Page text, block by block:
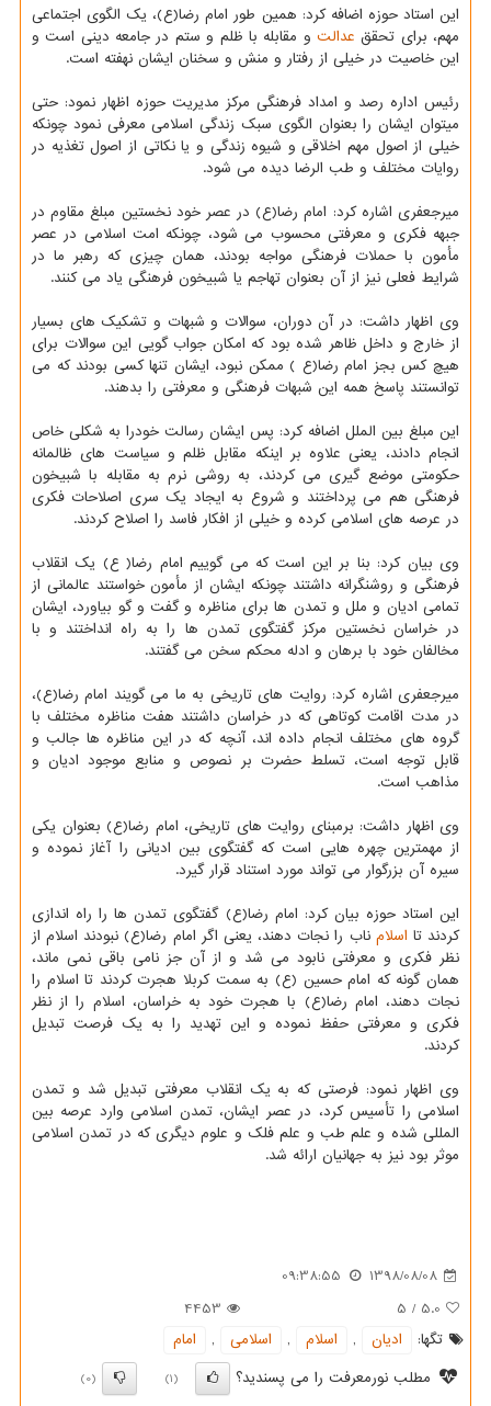
این استاد حوزه اضافه كرد: همین طور امام رضا(ع)، یك الگوی اجتماعی
مهم، برای تحقق عدالت و مقابله با ظلم و ستم در جامعه دینی است و
این خاصیت در خیلی از رفتار و منش و سخنان ایشان نهفته است.
رئیس اداره رصد و امداد فرهنگی مركز مدیریت حوزه اظهار نمود: حتی
می‎توان ایشان را بعنوان الگوی سبك زندگی اسلامی معرفی نمود چونكه
خیلی از اصول مهم اخلاقی و شیوه زندگی و یا نكاتی از اصول تغذیه در
روایات مختلف و طب الرضا دیده می شود.
میرجعفری اشاره كرد: امام رضا(ع) در عصر خود نخستین مبلغ مقاوم در
جبهه فكری و معرفتی محسوب می شود، چونكه امت اسلامی در عصر
مأمون با حملات فرهنگی مواجه بودند، همان چیزی كه رهبر ما در
شرایط فعلی نیز از آن بعنوان تهاجم یا شبیخون فرهنگی یاد می كنند.
وی اظهار داشت: در آن دوران، سوالات و شبهات و تشكیك های بسیار
از خارج و داخل ظاهر شده بود كه امكان جواب گویی این سوالات برای
هیچ كس بجز امام رضا(ع ) ممكن نبود، ایشان تنها كسی بودند كه می
توانستند پاسخ همه این شبهات فرهنگی و معرفتی را بدهند.
این مبلغ بین الملل اضافه كرد: پس ایشان رسالت خودرا به شكلی خاص
انجام دادند، یعنی علاوه بر اینكه مقابل ظلم و سیاست های ظالمانه
حكومتی موضع گیری می كردند، به روشی نرم به مقابله با شبیخون
فرهنگی هم می پرداختند و شروع به ایجاد یك سری اصلاحات فكری
در عرصه های اسلامی كرده و خیلی از افكار فاسد را اصلاح كردند.
وی بیان كرد: بنا بر این است كه می گوییم امام رضا( ع) یك انقلاب
فرهنگی و روشنگرانه داشتند چونكه ایشان از مأمون خواستند عالمانی از
تمامی ادیان و ملل و تمدن ها برای مناظره و گفت و گو بیاورد، ایشان
در خراسان نخستین مركز گفتگوی تمدن ها را به راه انداختند و با
مخالفان خود با برهان و ادله محكم سخن می گفتند.
میرجعفری اشاره كرد: روایت های تاریخی به ما می گویند امام رضا(ع)،
در مدت اقامت كوتاهی كه در خراسان داشتند هفت مناظره مختلف با
گروه های مختلف انجام داده اند، آنچه كه در این مناظره ها جالب و
قابل توجه است، تسلط حضرت بر نصوص و منابع موجود ادیان و
مذاهب است.
وی اظهار داشت: برمبنای روایت های تاریخی، امام رضا(ع) بعنوان یكی
از مهمترین چهره هایی است كه گفتگوی بین ادیانی را آغاز نموده و
سیره آن بزرگوار می تواند مورد استناد قرار گیرد.
این استاد حوزه بیان كرد: امام رضا(ع) گفتگوی تمدن ها را راه اندازی
كردند تا اسلام ناب را نجات دهند، یعنی اگر امام رضا(ع) نبودند اسلام از
نظر فكری و معرفتی نابود می شد و از آن جز نامی باقی نمی ماند،
همان گونه كه امام حسین (ع) به سمت كربلا هجرت كردند تا اسلام را
نجات دهند، امام رضا(ع) با هجرت خود به خراسان، اسلام را از نظر
فكری و معرفتی حفظ نموده و این تهدید را به یك فرصت تبدیل
كردند.
وی اظهار نمود: فرصتی كه به یك انقلاب معرفتی تبدیل شد و تمدن
اسلامی را تأسیس كرد، در عصر ایشان، تمدن اسلامی وارد عرصه بین
المللی شده و علم طب و علم فلك و علوم دیگری كه در تمدن اسلامی
موثر بود نیز به جهانیان ارائه شد.
1398/08/08
09:38:55
5.0
/
5
4453
تگها:
ادیان , اسلام , اسلامی ,
امام
مطلب نورمعرفت را می پسندید؟
(1)
(0)